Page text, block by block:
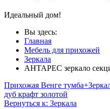
Идеальный дом!
Вы здесь:
Главная
Мебель для прихожей
Зеркала
АНТАРЕС зеркало
Прихожая Венге
дуб крафт золотой
Вернуться к: Зеркала